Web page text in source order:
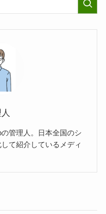
管理人。日本全国のシ
て紹介しているメディ